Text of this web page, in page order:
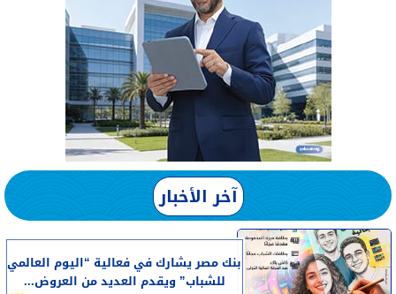
آخر الأخبار
بنك مصر يشارك في فعالية “اليوم العالمي
للشباب” ويقدم العديد من العروض...